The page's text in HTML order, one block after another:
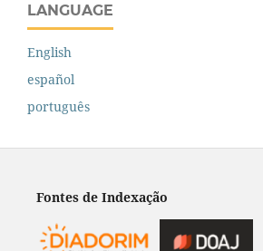
LANGUAGE
English
español
português
Fontes de Indexação